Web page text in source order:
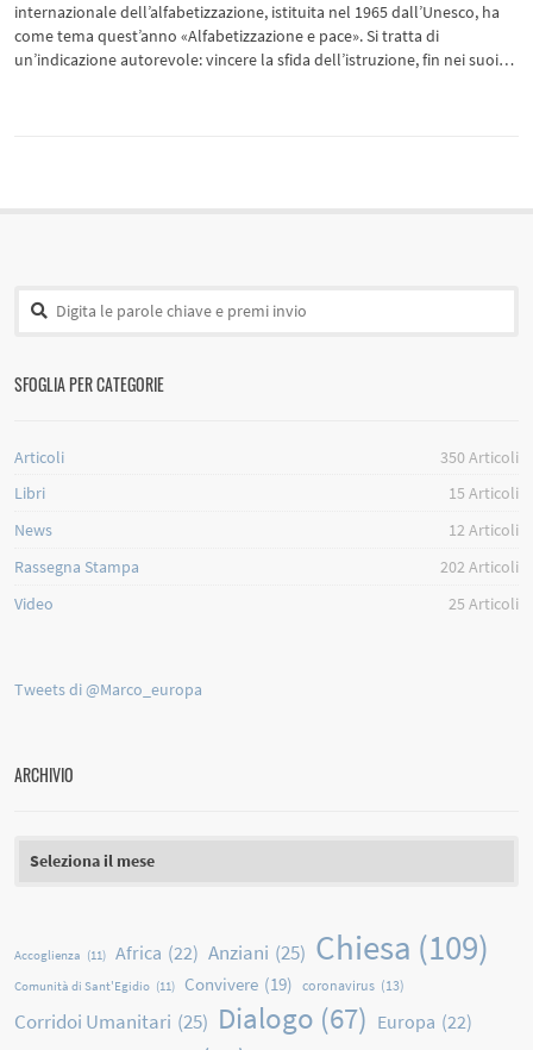
internazionale dell’alfabetizzazione, istituita nel 1965 dall’Unesco, ha
come tema quest’anno «Alfabetizzazione e pace». Si tratta di
un’indicazione autorevole: vincere la sfida dell’istruzione, fin nei suoi…
SFOGLIA PER CATEGORIE
Articoli 350Articoli
Libri
15 Articoli
News
12Articoli
Rassegna Stampa
202Articoli
Video
25 Articoli
Tweets di @Marco_europa
ARCHIVIO
Accoglienza (11) Africa (22) Anziani (25) Chiesa (109)
Comunità di Sant'Egidio (11) Convivere (19) coronavirus (13)
Corridoi Umanitari (25) Dialogo (67) Europa (22)